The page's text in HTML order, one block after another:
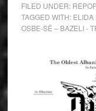
FILED UNDER:
TAGGED WITH: ELIDA
OSBE-SË – BAZELI -